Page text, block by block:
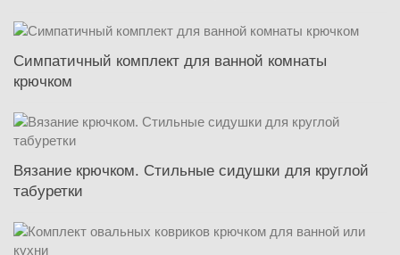
Симпатичный комплект для ванной комнаты
крючком
Вязание крючком. Стильные сидушки для круглой
табуретки